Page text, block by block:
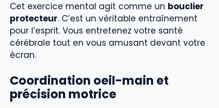
Cet exercice mental agit comme un bouclier
protecteur. C’est un véritable entraînement
pour l’esprit. Vous entretenez votre santé
cérébrale tout en vous amusant devant votre
écran.
Coordination oeil-main et
précision motrice